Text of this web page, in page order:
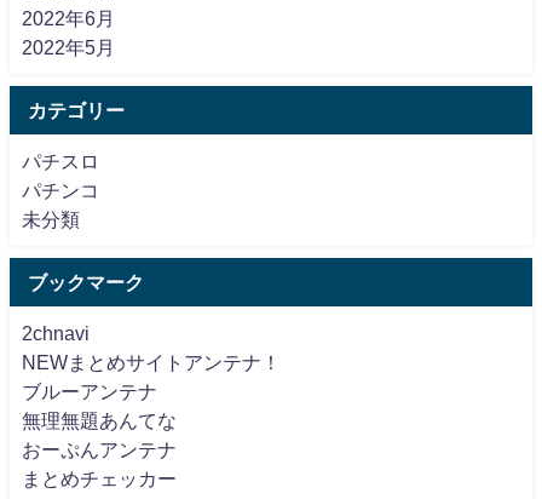
2022年6月
2022年5月
カテゴリー
パチスロ
パチンコ
未分類
ブックマーク
2chnavi
NEWまとめサイトアンテナ！
ブルーアンテナ
無理無題あんてな
おーぷんアンテナ
まとめチェッカー